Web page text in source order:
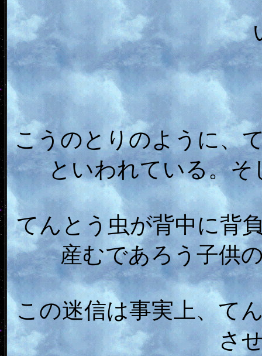
こうのとりのように、
といわれている。そ
てんとう虫が背中に背
産むであろう子供
この迷信は事実上、て
さ